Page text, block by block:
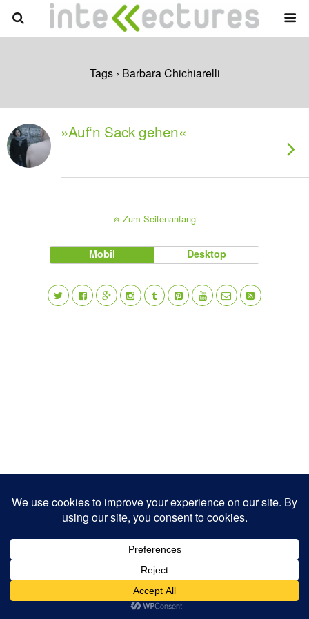
Tags › Barbara Chichiarelli
»Auf‘n Sack gehen«
Zum Seitenanfang
Mobil Desktop